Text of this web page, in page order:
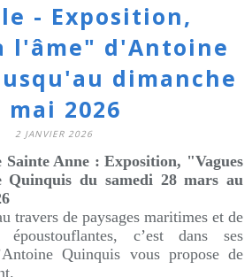
- Exposition,
l'âme" d'Antoine
dimanche
mai 2026
2 JANVIER 2026
Anne : Exposition, "Vagues
du samedi 28 mars au
travers de paysages maritimes et de
c’est dans ses
Quinquis vous propose de